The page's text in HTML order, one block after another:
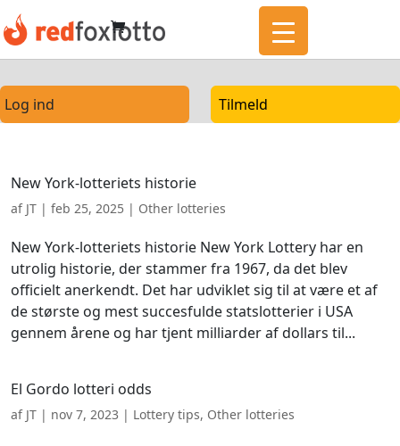
Log ind Tilmeld
New York-lotteriets historie
af JT | feb 25, 2025 | Other lotteries
New York-lotteriets historie New York Lottery har en
utrolig historie, der stammer fra 1967, da det blev
officielt anerkendt. Det har udviklet sig til at være et af
de største og mest succesfulde statslotterier i USA
gennem årene og har tjent milliarder af dollars til...
El Gordo lotteri odds
af JT | nov 7, 2023 | Lottery tips, Other lotteries